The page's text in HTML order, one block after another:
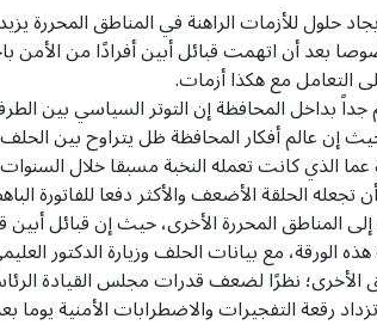
حلول للأزمات الراهنة في المناطق
بعد أن اتهمت قبائل أبين أفرادًا من الأمن
التعامل مع هكذا أزمات.
المحافظة إن التوتر السياسي بين
إن عالم أفكار المحافظة ظل يتراوح بين
عما الذي كانت تعمله النخبة مسبقا خلال
الحلقة الأضعف والأكثر دفعا للفاتورة
إلى المناطق المحررة الأخرى، حيث إن
الورقة، مع بيانات الحلف وزيارة الدكتور
نظرًا لضعف قدرات مجلس القيادة
رقعة التفجيرات والاضطرابات الأمنية يوما